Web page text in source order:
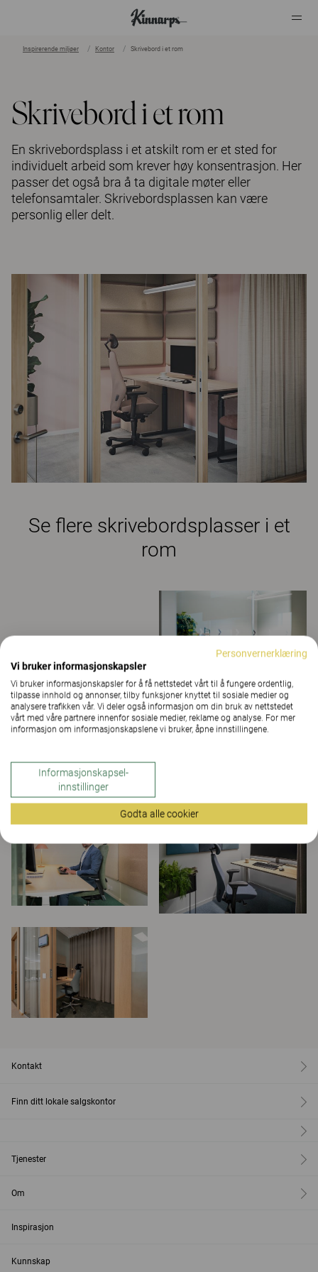
Inspirerende miljøer Kontor Skrivebord i et rom
Skrivebord i et rom
En skrivebordsplass i et atskilt rom er et sted for
individuelt arbeid som krever høy konsentrasjon. Her
passer det også bra å ta digitale møter eller
telefonsamtaler. Skrivebordsplassen kan være
personlig eller delt.
Se flere skrivebordsplasser i et
rom
Kontakt
Finn ditt lokale salgskontor
Tjenester
Om
Inspirasjon
Kunnskap
Personvernerklæring
Vi bruker informasjonskapsler
Vi bruker informasjonskapsler for å få nettstedet vårt til å fungere ordentlig,
tilpasse innhold og annonser, tilby funksjoner knyttet til sosiale medier og
analysere trafikken vår. Vi deler også informasjon om din bruk av nettstedet
vårt med våre partnere innenfor sosiale medier, reklame og analyse. For mer
informasjon om informasjonskapslene vi bruker, åpne innstillingene.
Informasjonskapsel-
innstillinger
Godta alle cookier